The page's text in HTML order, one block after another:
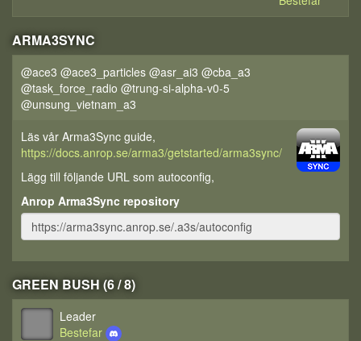
ARMA3SYNC
@ace3 @ace3_particles @asr_ai3 @cba_a3
@task_force_radio @trung-si-alpha-v0-5
@unsung_vietnam_a3
Läs vår Arma3Sync guide,
https://docs.anrop.se/arma3/getstarted/arma3sync/
Lägg till följande URL som autoconfig,
Anrop Arma3Sync repository
GREEN BUSH (6 / 8)
Leader
Bestefar